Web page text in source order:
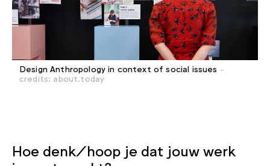
Design Anthropology in context of social issues -
credits: about.today
Hoe denk/hoop je dat jouw werk